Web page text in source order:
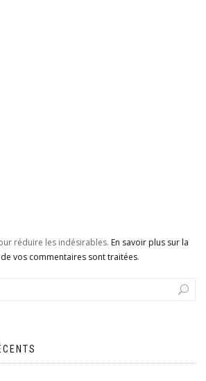
réduire les indésirables. En savoir plus sur la
vos commentaires sont traitées.